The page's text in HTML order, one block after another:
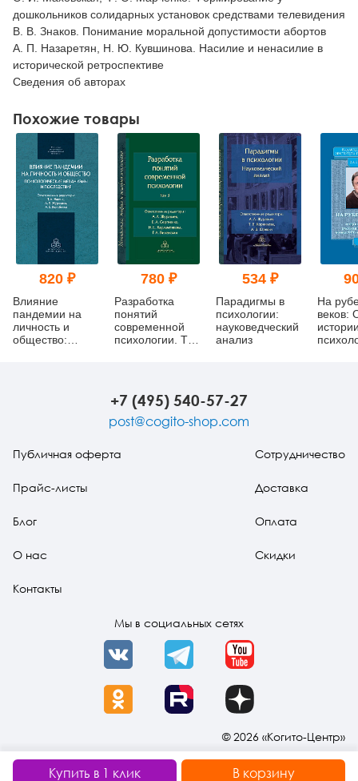
В корзину
Купить в 1 клик
дошкольников солидарных установок средствами телевидения
В. В. Знаков. Понимание моральной допустимости абортов
А. П. Назаретян, Н. Ю. Кувшинова. Насилие и ненасилие в
исторической ретроспективе
Сведения об авторах
Похожие товары
820 ₽
Влияние
пандемии на
личность и
общество:
780 ₽
Разработка
понятий
современной
психологии. Том
534 ₽
Парадигмы в
психологии:
науковедческий
анализ
На
веков:
+7 (495) 540-57-27
post@cogito-shop.com
Публичная оферта
Прайс-листы
Блог
О нас
Контакты
Сотрудничество
Доставка
Оплата
Скидки
Мы в социальных сетях
VK Telegram YouTube
OK Rutube Dzen
© 2026 «Когито-Центр»